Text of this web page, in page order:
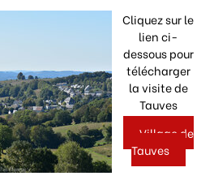
Cliquez sur le
lien ci-
dessous pour
télécharger
la visite de
Tauves
Village de
Tauves